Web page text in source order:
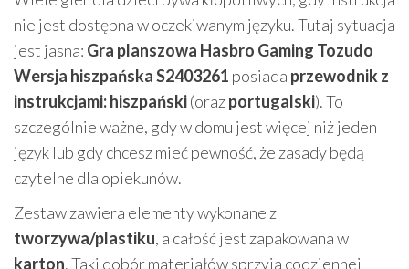
nie jest dostępna w oczekiwanym języku. Tutaj sytuacja
jest jasna: Gra planszowa Hasbro Gaming Tozudo
Wersja hiszpańska S2403261 posiada przewodnik z
instrukcjami: hiszpański(orazportugalski). To
szczególnie ważne, gdy w domu jest więcej niż jeden
język lub gdy chcesz mieć pewność, że zasady będą
czytelne dla opiekunów.
Zestaw zawiera elementy wykonane z
tworzywa/plastiku, a całość jest zapakowana w
karton. Taki dobór materiałów sprzyja codziennej